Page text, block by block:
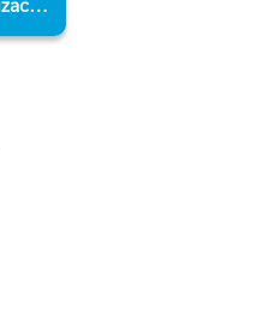
Comprobar indemnización